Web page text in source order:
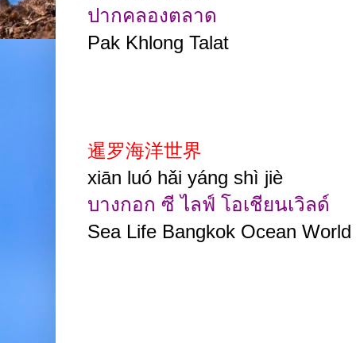
ปากคลองตลาด
Pak Khlong Talat
暹罗海洋世界
xiān luó hǎi yáng shì jiè
บางกอก ซี ไลฟ์ โอเชียนเวิลด์
Sea Life Bangkok Ocean World